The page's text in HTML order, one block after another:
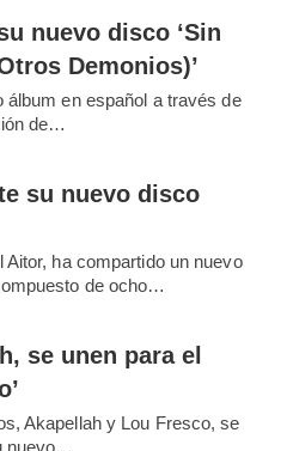
nuevo disco ‘Sin
Demonios)’
en español a través de
de…
su nuevo disco
ha compartido un nuevo
de ocho…
se unen para el
Akapellah y Lou Fresco, se
nuevo…